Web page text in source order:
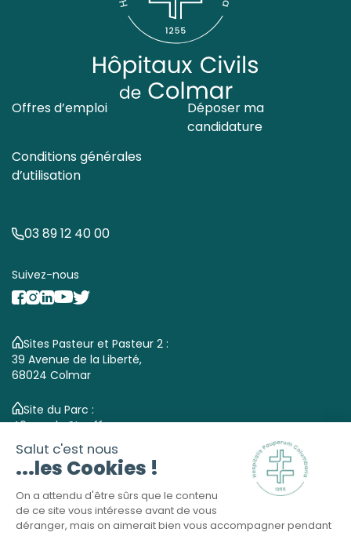
Offres d’emploi
Déposer ma
candidature
Conditions générales
d’utilisation
03 89 12 40 00
Suivez-nous
Sites Pasteur et Pasteur 2 :
39 Avenue de la Liberté,
68024 Colmar
Site du Parc :
46 rue du Stauffen,
68000 Colmar
Site du Centre pour personnes âgées :
122 rue du Logelbach,
68000 Colmar